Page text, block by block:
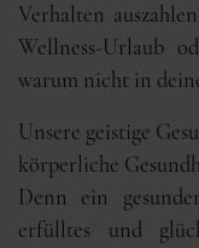
Verhalten
Wellness-Urlaub
warum nicht in
Unsere geistige
körperliche
Denn ein
erfülltes und